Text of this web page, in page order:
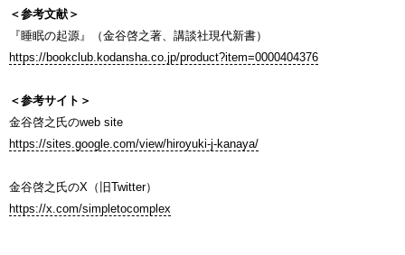
＜参考文献＞
『睡眠の起源』（金谷啓之著、講談社現代新書）
https://bookclub.kodansha.co.jp/product?item=0000404376
＜参考サイト＞
金谷啓之氏のweb site
https://sites.google.com/view/hiroyuki-j-kanaya/
金谷啓之氏のX（旧Twitter）
https://x.com/simpletocomplex